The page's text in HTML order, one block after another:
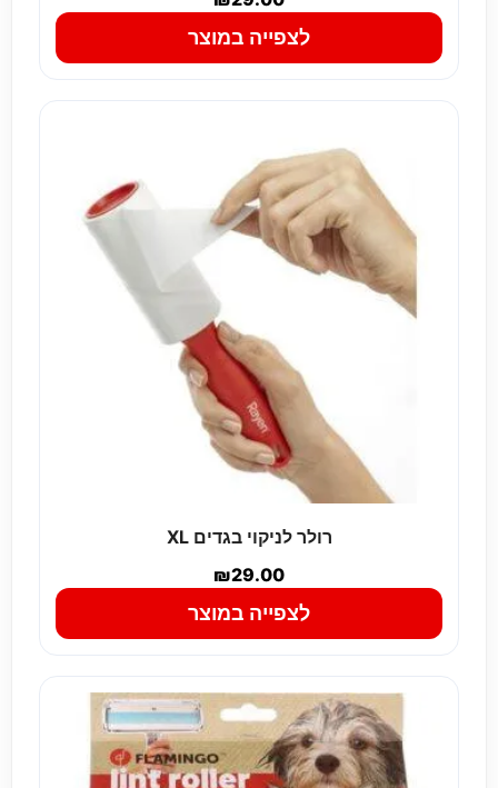
לצפייה במוצר
רולר לניקוי בגדים XL
₪29.00
לצפייה במוצר